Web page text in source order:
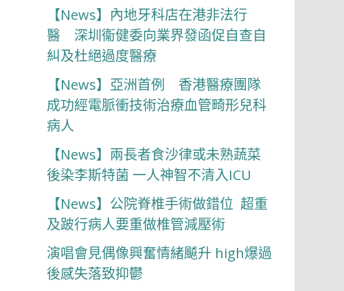
【News】內地牙科店在港非法行
醫 深圳衞健委向業界發函促自查自
糾及杜絕過度醫療
【News】亞洲首例 香港醫療團隊
成功經電脈衝技術治療血管畸形兒科
病人
【News】兩長者食沙律或未熟蔬菜
後染李斯特菌 一人神智不清入ICU
【News】公院脊椎手術做錯位 超重
及跛行病人要重做椎管減壓術
演唱會見偶像興奮情緒飇升 high爆過
後感失落致抑鬱